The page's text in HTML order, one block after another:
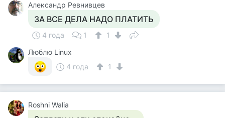
Александр Ревнивцев
ЗА ВСЕ ДЕЛА НАДО ПЛАТИТЬ
4 года 1
1
Люблю Linux
4 года
1
Roshni Walia